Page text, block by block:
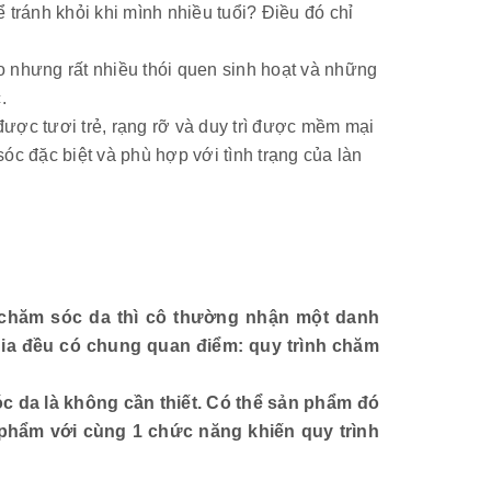
tránh khỏi khi mình nhiều tuổi? Điều đó chỉ
nhưng rất nhiều thói quen sinh hoạt và những
tươi trẻ, rạng rỡ và duy trì được mềm mại
đặc biệt và phù hợp với tình trạng của làn
sóc da thì cô thường nhận một danh
đều có chung quan điểm: quy trình chăm
da là không cần thiết. Có thể sản phẩm đó
với cùng 1 chức năng khiến quy trình